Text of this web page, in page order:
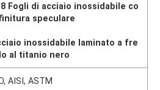
Fogli di acciaio inossidabile co
speculare
inossidabile laminato a fre
al titanio nero
AISI, ASTM